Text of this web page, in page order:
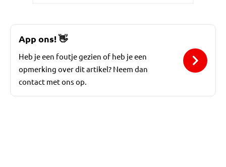
App ons!👋
Heb je een foutje gezien of heb je een
opmerking over dit artikel? Neem dan
contact met ons op.